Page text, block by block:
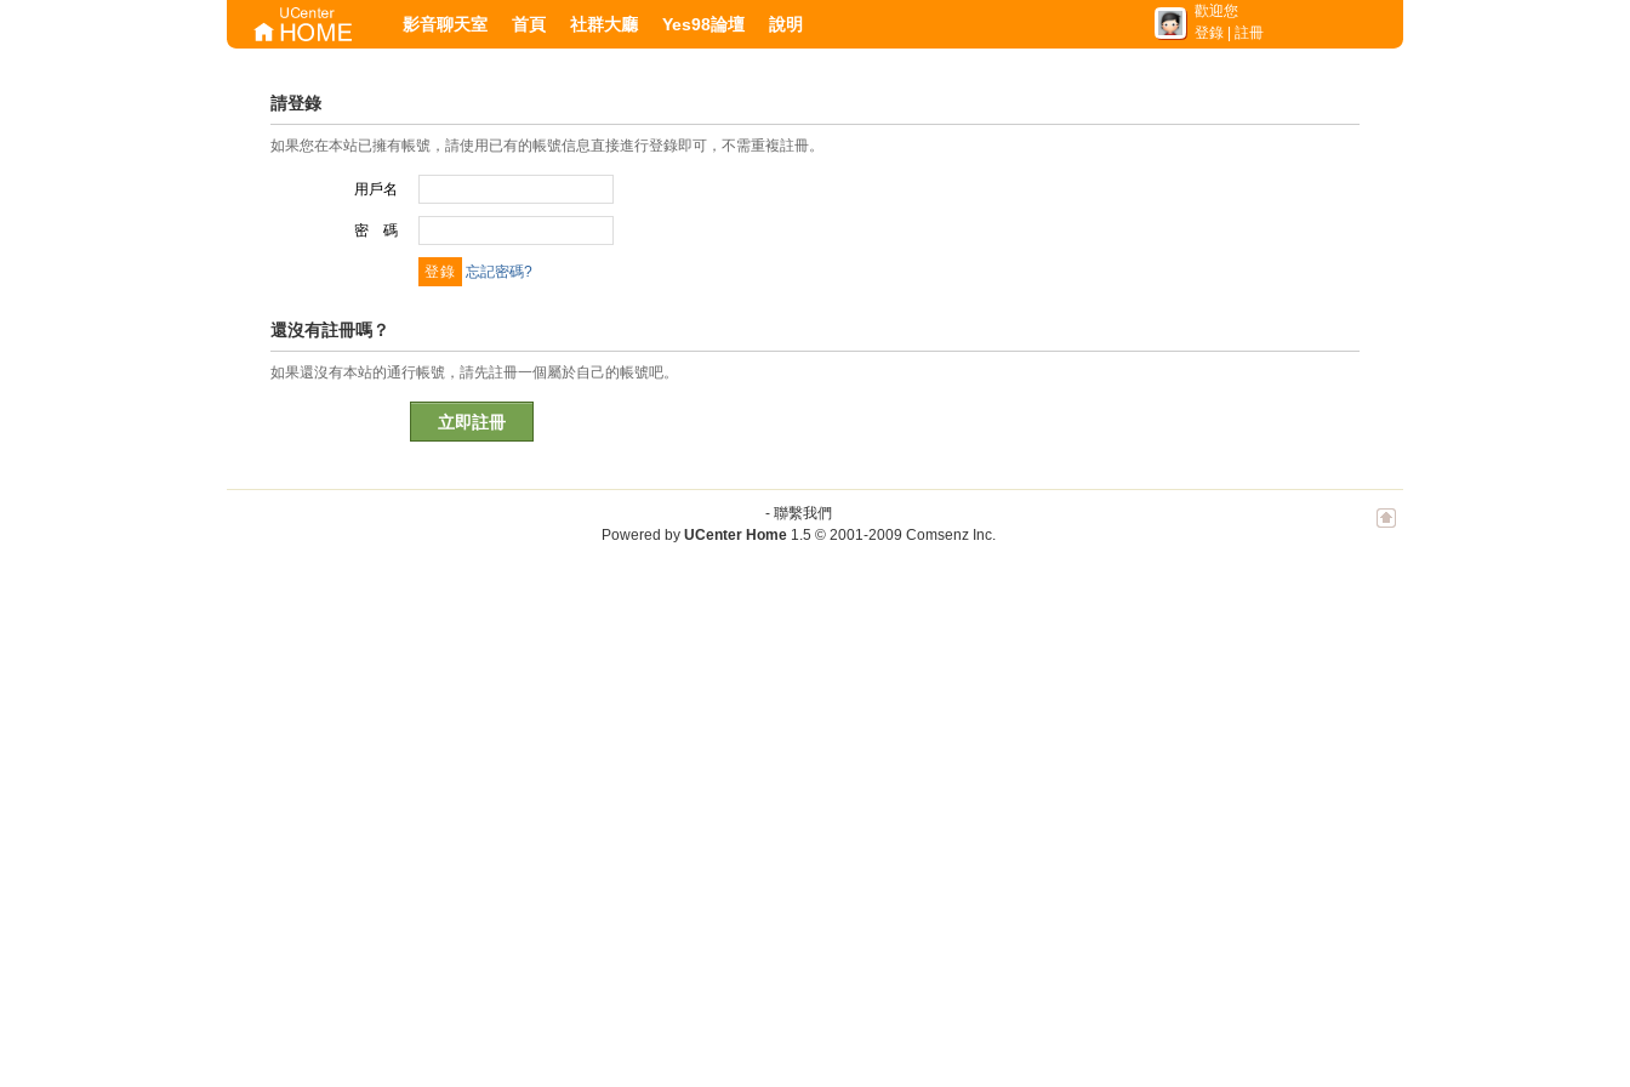
影音聊天室 首頁 社群大廳 Yes98論壇 說明
歡迎您
登錄
註冊
請登錄
如果您在本站已擁有帳號，請使用已有的帳號信息直接進行登錄即可，不需重複註冊。
用戶名
密 碼
忘記密碼?
還沒有註冊嗎？
如果還沒有本站的通行帳號，請先註冊一個屬於自己的帳號吧。
立即註冊
- 聯繫我們
Powered by UCenter Home 1.5 © 2001-2009 Comsenz Inc.